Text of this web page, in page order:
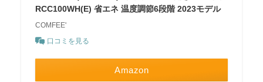
RCC100WH(E) 省エネ 温度調節6段階 2023モデル
COMFEE'
口コミを見る
Amazon